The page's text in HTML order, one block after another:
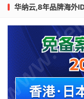
华纳云,8年品牌海外